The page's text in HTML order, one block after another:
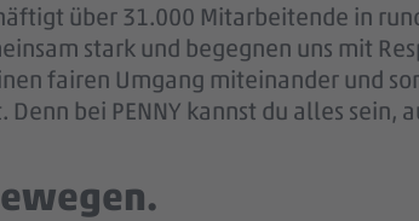
über 31.000 Mitarbeitende in
stark und begegnen uns mit
fairen Umgang miteinander und
bei PENNY kannst du alles sein,